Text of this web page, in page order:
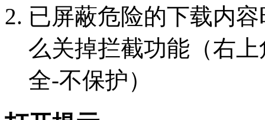
已屏蔽危险的下载内
么关掉拦截功能（右
全-不保护）